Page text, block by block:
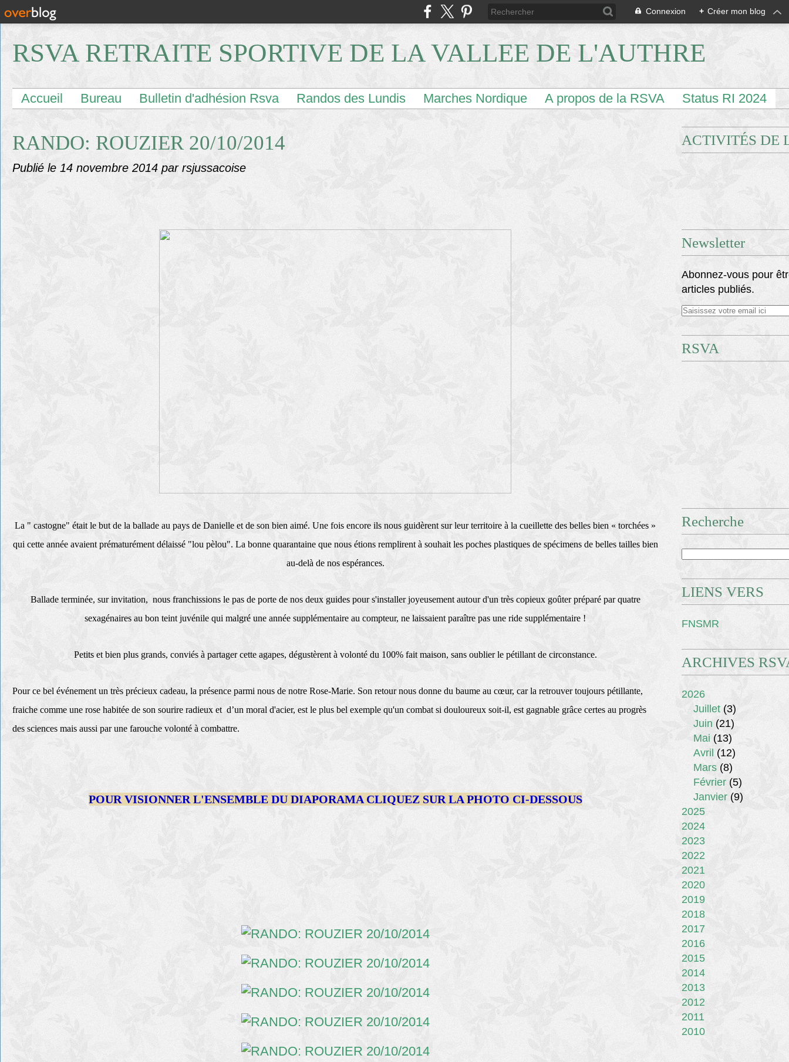
Connexion + Créer mon blog
RSVA RETRAITE SPORTIVE DE LA VALLEE DE L'AUTHRE
Accueil Bureau Bulletin d'adhésion Rsva Randos des Lundis Marches Nordique A propos de la RSVA Status RI 2024
RANDO: ROUZIER 20/10/2014
Publié le 14 novembre 2014 par rsjussacoise
La " castogne" était le but de la ballade au pays de Danielle et de son bien aimé. Une fois encore ils nous guidèrent sur leur territoire à la cueillette des belles bien « torchées »
qui cette année avaient prématurément délaissé "lou pèlou". La bonne quarantaine que nous étions remplirent à souhait les poches plastiques de spécimens de belles tailles bien
au-delà de nos espérances.
Ballade terminée, sur invitation, nous franchissions le pas de porte de nos deux guides pour s'installer joyeusement autour d'un très copieux goûter préparé par quatre
sexagénaires au bon teint juvénile qui malgré une année supplémentaire au compteur, ne laissaient paraître pas une ride supplémentaire !
Petits et bien plus grands, conviés à partager cette agapes, dégustèrent à volonté du 100% fait maison, sans oublier le pétillant de circonstance.
Pour ce bel événement un très précieux cadeau, la présence parmi nous de notre Rose-Marie. Son retour nous donne du baume au cœur, car la retrouver toujours pétillante,
fraiche comme une rose habitée de son sourire radieux et d’un moral d'acier, est le plus bel exemple qu'un combat si douloureux soit-il, est gagnable grâce certes au progrès
des sciences mais aussi par une farouche volonté à combattre.
POUR VISIONNER L'ENSEMBLE DU DIAPORAMA CLIQUEZ SUR LA PHOTO CI-DESSOUS
ACTIVITÉS DE
Newsletter
Abonnez-vous pour
articles publiés.
RSVA
Recherche
LIENS VERS
FNSMR
ARCHIVES
2026
Juillet (3)
Juin (21)
Mai (13)
Avril (12)
Mars (8)
Février (5)
Janvier (9)
2025
2024
2023
2022
2021
2020
2019
2018
2017
2016
2015
2014
2013
2012
2011
2010